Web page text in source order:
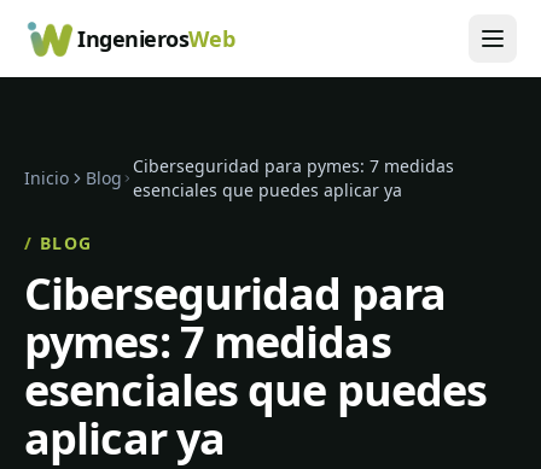
IngenierosWeb
Inicio Blog
Ciberseguridad para pymes: 7 medidas
esenciales que puedes aplicar ya
/ BLOG
Ciberseguridad para
pymes: 7 medidas
esenciales que puedes
aplicar ya